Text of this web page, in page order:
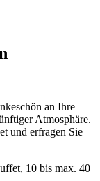
an Ihre
Atmosphäre.
und erfragen Sie
10 bis max. 40